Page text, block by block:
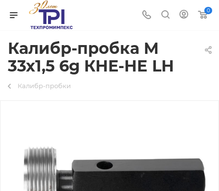
0
Калибр-пробка М
33х1,5 6g КНЕ-НЕ LH
Калибр-пробки